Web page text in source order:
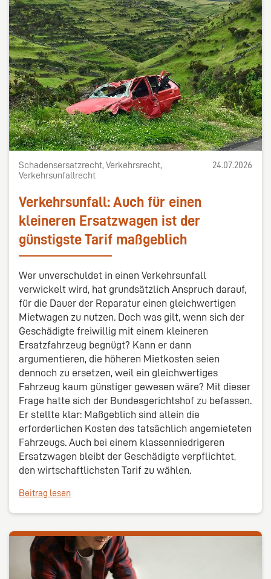
Schadensersatzrecht, Verkehrsrecht,
Verkehrsunfallrecht
24.07.2026
Verkehrsunfall: Auch für einen
kleineren Ersatzwagen ist der
günstigste Tarif maßgeblich
Wer unverschuldet in einen Verkehrsunfall
verwickelt wird, hat grundsätzlich Anspruch darauf,
für die Dauer der Reparatur einen gleichwertigen
Mietwagen zu nutzen. Doch was gilt, wenn sich der
Geschädigte freiwillig mit einem kleineren
Ersatzfahrzeug begnügt? Kann er dann
argumentieren, die höheren Mietkosten seien
dennoch zu ersetzen, weil ein gleichwertiges
Fahrzeug kaum günstiger gewesen wäre? Mit dieser
Frage hatte sich der Bundesgerichtshof zu befassen.
Er stellte klar: Maßgeblich sind allein die
erforderlichen Kosten des tatsächlich angemieteten
Fahrzeugs. Auch bei einem klassenniedrigeren
Ersatzwagen bleibt der Geschädigte verpflichtet,
den wirtschaftlichsten Tarif zu wählen.
Beitrag lesen